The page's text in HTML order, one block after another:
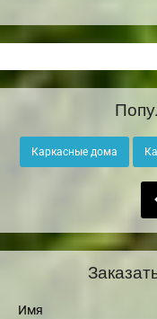
Каркасные дома
Имя